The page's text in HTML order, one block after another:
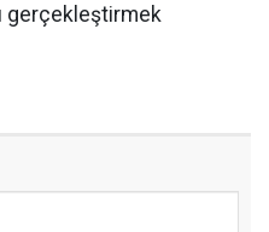
gerçekleştirmek